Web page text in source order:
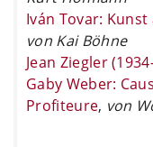
Iván Tovar:
von Kai Böhne
Jean Ziegler
Gaby Weber:
Profiteure, von